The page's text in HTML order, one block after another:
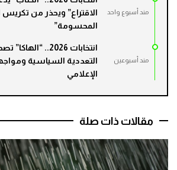
مند أسبوع واحد
الاقتراع” ويحذر من تكريس
المحسومة”
مند أسبوعين
انتخابات 2026..
التعددية السياسية
الإعلامي
مقالات ذات صلة